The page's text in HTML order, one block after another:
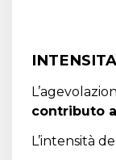
contributo
L’intensità